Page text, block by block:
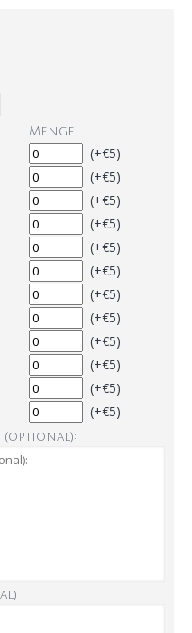
Menge
(+€5)
(+€5)
(+€5)
(+€5)
(+€5)
(+€5)
(+€5)
(+€5)
(+€5)
(+€5)
(+€5)
(+€5)
(optional):